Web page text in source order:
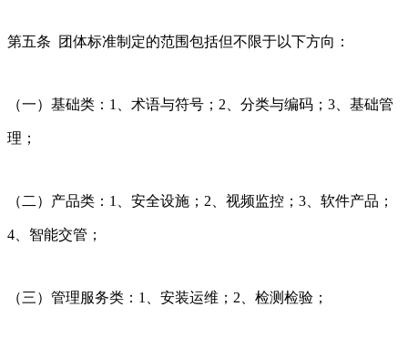
第五条 团体标准制定的范围包括但不限于以下方向：
（一）基础类：1、术语与符号；2、分类与编码；3、基础管
理；
（二）产品类：1、安全设施；2、视频监控；3、软件产品；
4、智能交管；
（三）管理服务类：1、安装运维；2、检测检验；